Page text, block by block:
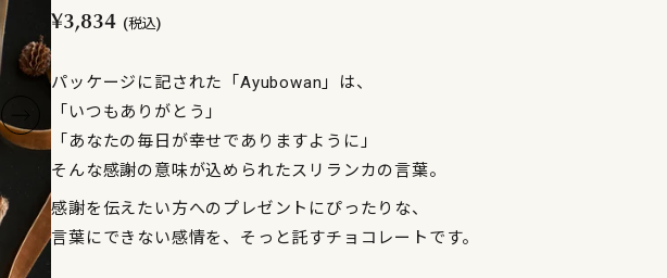
¥3,834 (税込)
パッケージに記された「Ayubowan」は、
「いつもありがとう」
「あなたの毎日が幸せでありますように」
そんな感謝の意味が込められたスリランカの言葉。
感謝を伝えたい方へのプレゼントにぴったりな、
言葉にできない感情を、そっと託すチョコレートです。